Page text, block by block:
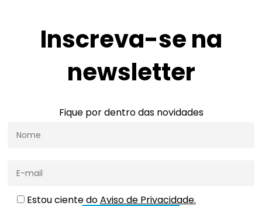
Inscreva-se na
newsletter
Fique por dentro das novidades
Estou ciente doAviso de Privacidade.